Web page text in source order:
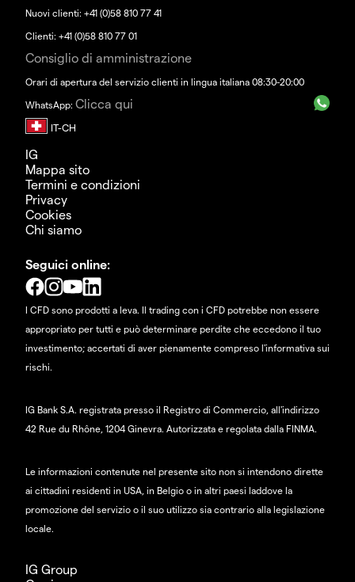
Nuovi clienti: +41 (0)58 810 77 41
Clienti: +41 (0)58 810 77 01
Consiglio di amministrazione
Orari di apertura del servizio clienti in lingua italiana 08:30-20:00
WhatsApp: Clicca qui
IG
Mappa sito
Termini e condizioni
Privacy
Cookies
Chi siamo
Seguici online:
I CFD sono prodotti a leva. Il trading con i CFD potrebbe non essere
appropriato per tutti e può determinare perdite che eccedono il tuo
investimento; accertati di aver pienamente compreso l'informativa sui
rischi.
IG Bank S.A. registrata presso il Registro di Commercio, all'indirizzo
42 Rue du Rhône, 1204 Ginevra. Autorizzata e regolata dalla FINMA.
Le informazioni contenute nel presente sito non si intendono dirette
ai cittadini residenti in USA, in Belgio o in altri paesi laddove la
promozione del servizio o il suo utilizzo sia contrario alla legislazione
locale.
IG Group